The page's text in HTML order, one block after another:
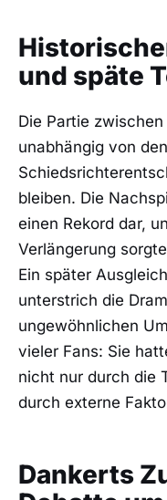
und späte
Die Partie
unabhängig von den
bleiben. Die
einen Rekord dar,
Verlängerung
Ein später
unterstrich die
ungewöhnlichen
vieler Fans: Sie
nicht nur durch die
durch externe
Dankerts